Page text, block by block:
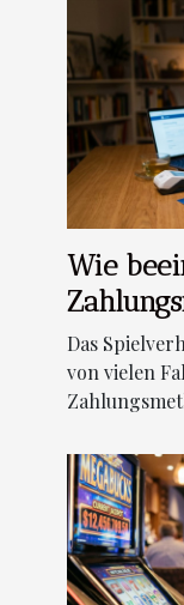
Wie
casino?
Das
von vielen